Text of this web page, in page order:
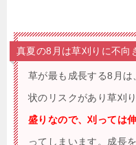
真夏の8月は草刈りに不向
草が最も成長する8月
状のリスクがあり草刈
盛りなので、刈っては
ってしまいます。成長